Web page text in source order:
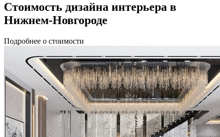
Стоимость дизайна интерьера в
Нижнем-Новгороде
Подробнее о стоимости